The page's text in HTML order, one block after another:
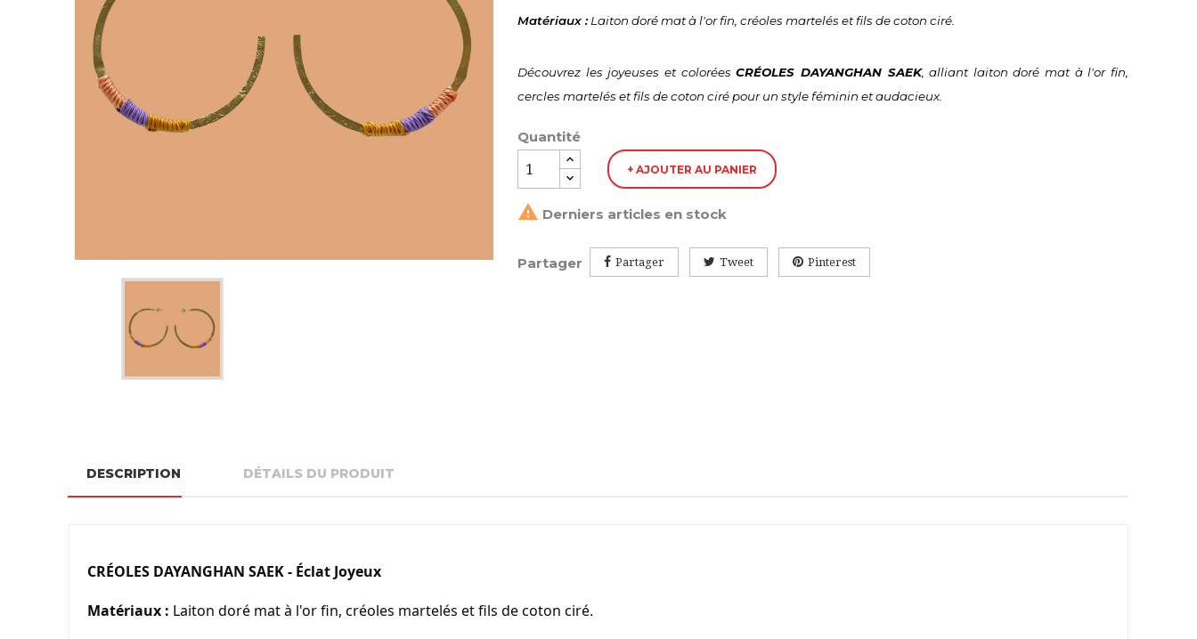
Matériaux : Laiton doré mat à l'or fin, créoles martelés et fils de coton ciré.
Découvrez les joyeuses et colorées CRÉOLES DAYANGHAN SAEK, alliant laiton doré mat à l'or fin,
cercles martelés et fils de coton ciré pour un style féminin et audacieux.
Quantité
+ AJOUTER AU PANIER
 Derniers articles en stock
Partager Partager Tweet Pinterest
DESCRIPTION DÉTAILS DU PRODUIT
CRÉOLES DAYANGHAN SAEK - Éclat Joyeux
Matériaux : Laiton doré mat à l'or fin, créoles martelés et fils de coton ciré.